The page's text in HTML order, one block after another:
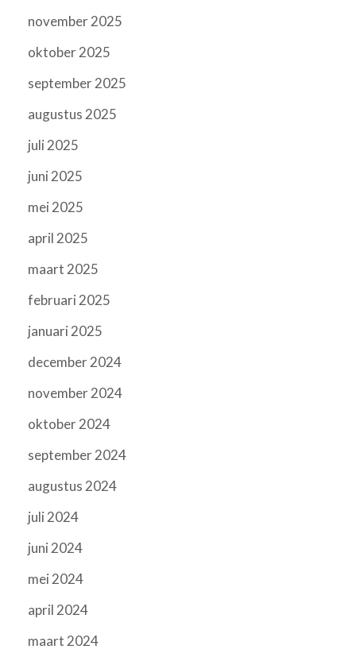
november 2025
oktober 2025
september 2025
augustus 2025
juli 2025
juni 2025
mei 2025
april 2025
maart 2025
februari 2025
januari 2025
december 2024
november 2024
oktober 2024
september 2024
augustus 2024
juli 2024
juni 2024
mei 2024
april 2024
maart 2024